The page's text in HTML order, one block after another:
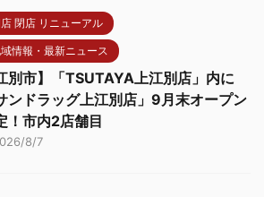
閉店 リニューアル
情報・最新ニュース
別市】「TSUTAYA上江別店」内に
ンドラッグ上江別店」9月末オープン
！市内2店舗目
8/7